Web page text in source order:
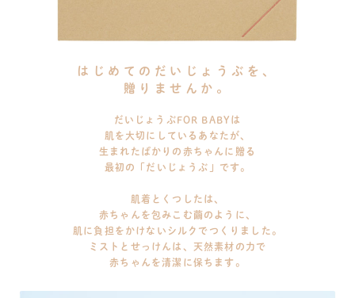
はじめてのだいじょうぶを、
贈りませんか。
だいじょうぶFOR BABYは
肌を大切にしているあなたが、
生まれたばかりの赤ちゃんに贈る
最初の「だいじょうぶ」です。
肌着とくつしたは、
赤ちゃんを包みこむ繭のように、
肌に負担をかけないシルクでつくりました。
ミストとせっけんは、天然素材の力で
赤ちゃんを清潔に保ちます。